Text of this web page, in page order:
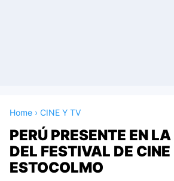
Home › CINE Y TV
PERÚ PRESENTE EN
DEL FESTIVAL DE CINE
ESTOCOLMO